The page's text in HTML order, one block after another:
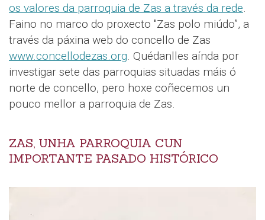
os valores da parroquia de Zas a través da rede.
Faino no marco do proxecto "Zas polo miúdo”, a
través da páxina web do concello de Zas
www.concellodezas.org. Quédanlles aínda por
investigar sete das parroquias situadas máis ó
norte de concello, pero hoxe coñecemos un
pouco mellor a parroquia de Zas.
ZAS, UNHA PARROQUIA CUN
IMPORTANTE PASADO HISTÓRICO